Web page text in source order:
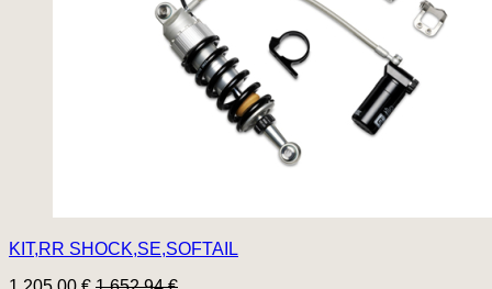
KIT,RR SHOCK,SE,SOFTAIL